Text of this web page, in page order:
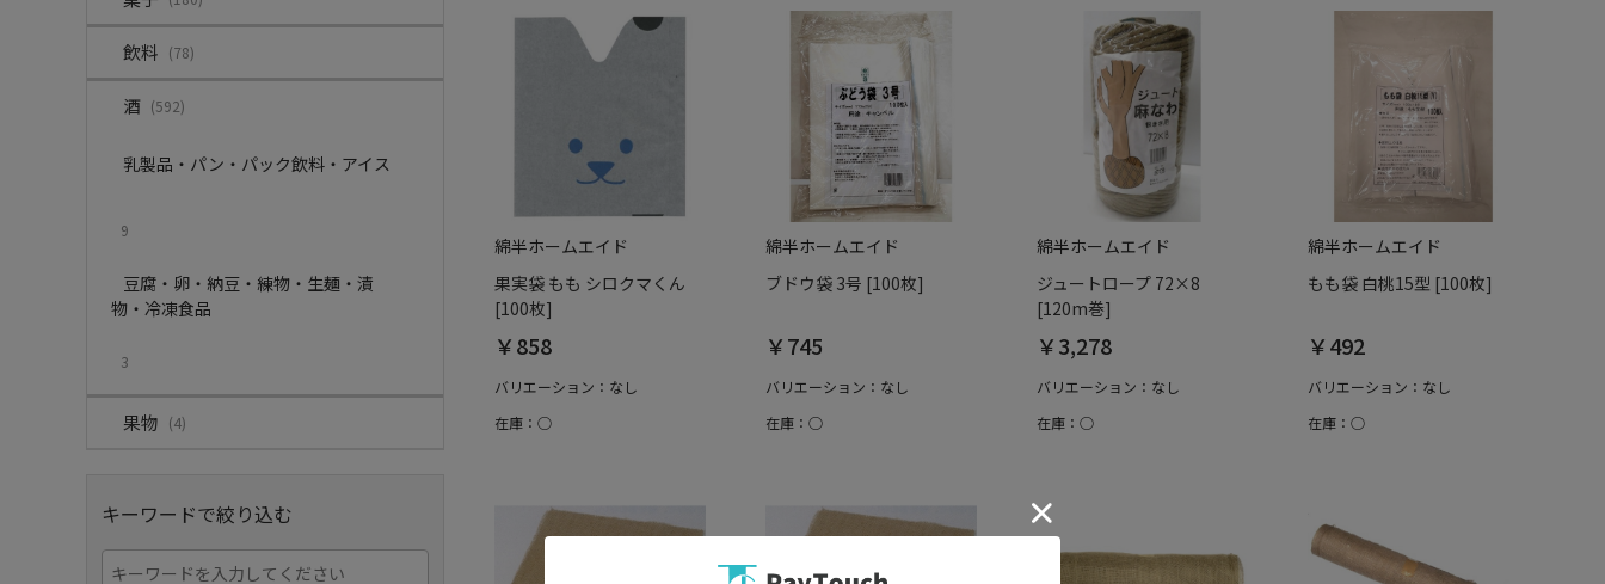
飲料 (78)
酒 (592)
乳製品・パン・パック飲料・アイス
9
豆腐・卵・納豆・練物・生麺・漬
物・冷凍食品
3
果物 (4)
キーワードで絞り込む
綿半ホームエイド
果実袋 もも シロクマくん
[100枚]
￥858
バリエーション：なし
在庫：○
綿半ホームエイド
ブドウ袋 3号 [100枚]
￥745
バリエーション：なし
在庫：○
綿半ホームエイド
ジュートロープ 72×8
[120m巻]
￥3,278
バリエーション：なし
在庫：○
綿半ホームエイド
もも袋 白桃15型 [100枚]
￥492
バリエーション：なし
在庫：○